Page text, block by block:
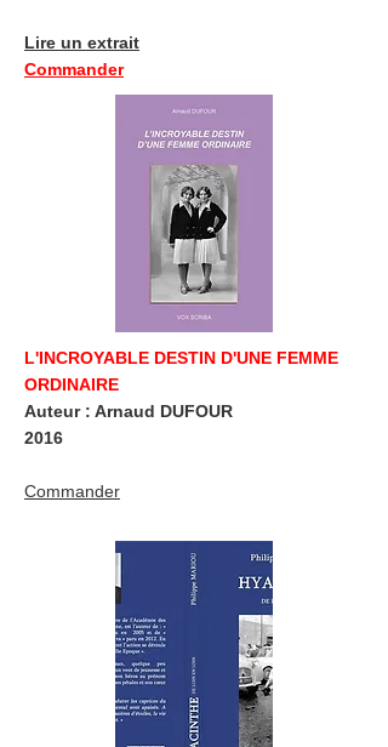
Lire un extrait
Commander
L'INCROYABLE DESTIN D'UNE FEMME
ORDINAIRE
Auteur : Arnaud DUFOUR
2016
Commander